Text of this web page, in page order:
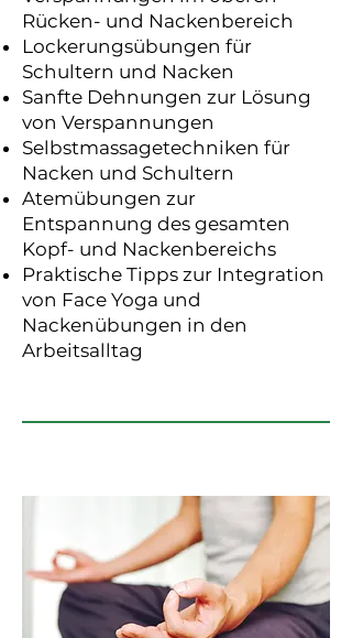
Rücken- und Nackenbereich
Lockerungsübungen für
Schultern und Nacken
Sanfte Dehnungen zur Lösung
von Verspannungen
Selbstmassagetechniken für
Nacken und Schultern
Atemübungen zur
Entspannung des gesamten
Kopf- und Nackenbereichs
Praktische Tipps zur Integration
von Face Yoga und
Nackenübungen in den
Arbeitsalltag